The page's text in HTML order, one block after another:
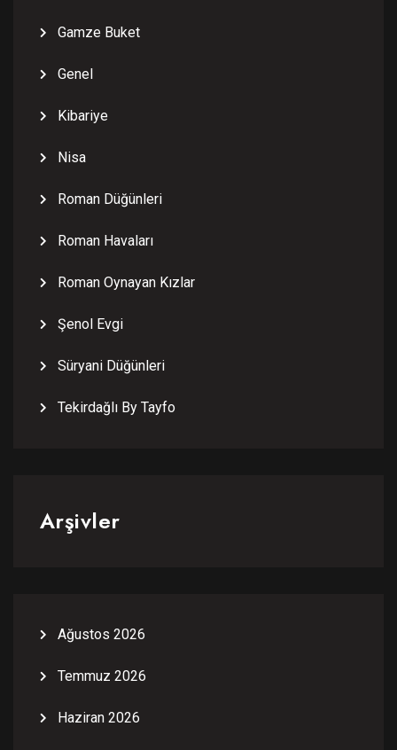
Gamze Buket
Genel
Kibariye
Nisa
Roman Düğünleri
Roman Havaları
Roman Oynayan Kızlar
Şenol Evgi
Süryani Düğünleri
Tekirdağlı By Tayfo
Arşivler
Ağustos 2026
Temmuz 2026
Haziran 2026